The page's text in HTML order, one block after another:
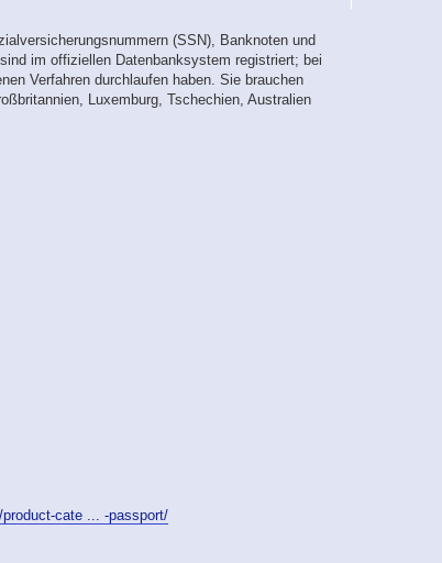
(SSN), Banknoten und
im offiziellen Datenbanksystem registriert; bei
Verfahren durchlaufen haben. Sie brauchen
Luxemburg, Tschechien, Australien
cate ... -passport/